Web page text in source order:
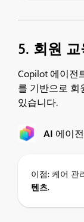
5. 회원
Copilot 에이전
를 기반으로 회
있습니다.
AI 에이
이점: 케어 관
텐츠.